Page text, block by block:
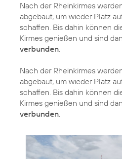
Nach der Rheinkirmes
abgebaut, um wieder Platz
schaffen. Bis dahin können
Kirmes genießen und sind
verbunden.
Nach der Rheinkirmes
abgebaut, um wieder Platz
schaffen. Bis dahin können
Kirmes genießen und sind
verbunden.